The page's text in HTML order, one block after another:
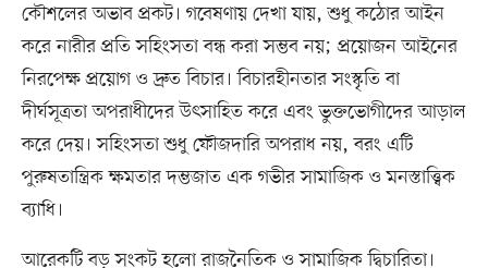
কৌশলের অভাব প্রকট। গবেষণায় দেখা যায়, শুধু কঠোর আইন
করে নারীর প্রতি সহিংসতা বন্ধ করা সম্ভব নয়; প্রয়োজন আইনের
নিরপেক্ষ প্রয়োগ ও দ্রুত বিচার। বিচারহীনতার সংস্কৃতি বা
দীর্ঘসূত্রতা অপরাধীদের উৎসাহিত করে এবং ভুক্তভোগীদের আড়াল
করে দেয়। সহিংসতা শুধু ফৌজদারি অপরাধ নয়, বরং এটি
পুরুষতান্ত্রিক ক্ষমতার দম্ভজাত এক গভীর সামাজিক ও মনস্তাত্ত্বিক
ব্যাধি।
আরেকটি বড় সংকট হলো রাজনৈতিক ও সামাজিক দ্বিচারিতা।